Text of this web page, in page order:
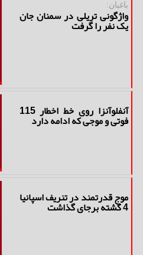
باغبان:
واژگونی تریلی در سمنان جان
یک نفر را گرفت
آنفلوآنزا روی خط اخطار 115
فوتی و موجی که ادامه دارد
موج قدرتمند در تنریف اسپانیا
4 کشته برجای گذاشت